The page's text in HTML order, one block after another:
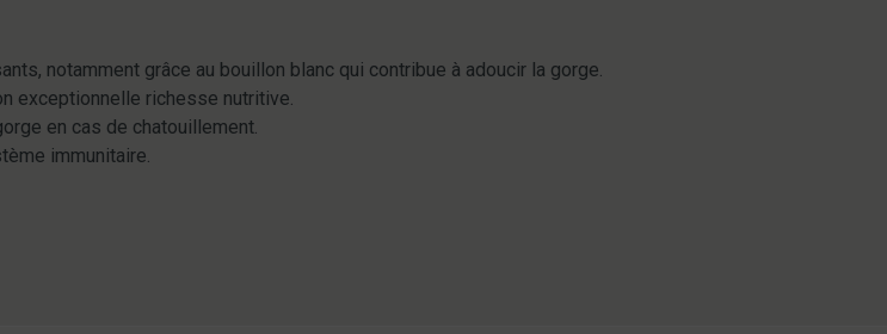
notamment grâce au bouillon blanc qui contribue à adoucir la gorge.
exceptionnelle richesse nutritive.
en cas de chatouillement.
immunitaire.